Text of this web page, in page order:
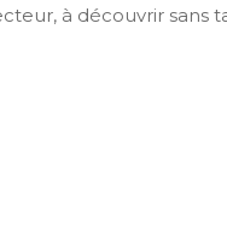
à découvrir sans